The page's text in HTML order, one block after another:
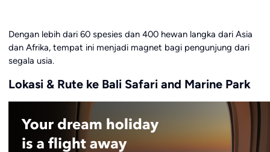
Dengan lebih dari 60 spesies dan 400 hewan langka dari Asia
dan Afrika, tempat ini menjadi magnet bagi pengunjung dari
segala usia.
Lokasi & Rute ke Bali Safari and Marine Park